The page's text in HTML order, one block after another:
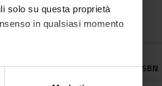
solo su questa proprietà
in qualsiasi momento
HOUSE
YEAR ISBN